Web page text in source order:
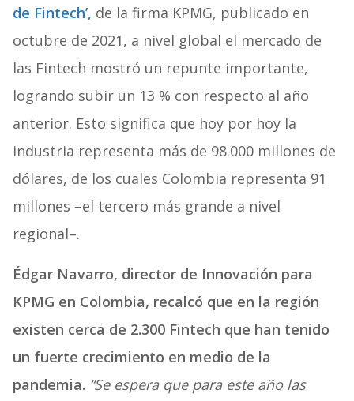
de Fintech’, de la firma KPMG, publicado en
octubre de 2021, a nivel global el mercado de
las Fintech mostró un repunte importante,
logrando subir un 13 % con respecto al año
anterior. Esto significa que hoy por hoy la
industria representa más de 98.000 millones de
dólares, de los cuales Colombia representa 91
millones –el tercero más grande a nivel
regional–.
Édgar Navarro, director de Innovación para
KPMG en Colombia, recalcó que en la región
existen cerca de 2.300 Fintech que han tenido
un fuerte crecimiento en medio de la
pandemia. “Se espera que para este año las